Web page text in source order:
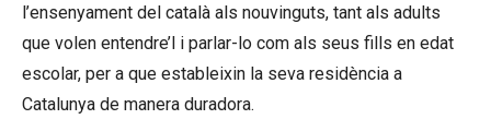
l’ensenyament del català als nouvinguts, tant als adults
que volen entendre’l i parlar-lo com als seus fills en edat
escolar, per a que estableixin la seva residència a
Catalunya de manera duradora.